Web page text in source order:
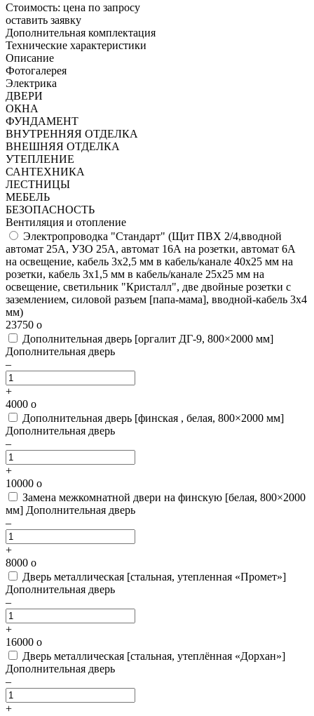
Стоимость: цена по запросу
оставить заявку
Дополнительная комплектация
Технические характеристики
Описание
Фотогалерея
Электрика
ДВЕРИ
ОКНА
ФУНДАМЕНТ
ВНУТРЕННЯЯ ОТДЕЛКА
ВНЕШНЯЯ ОТДЕЛКА
УТЕПЛЕНИЕ
САНТЕХНИКА
ЛЕСТНИЦЫ
МЕБЕЛЬ
БЕЗОПАСНОСТЬ
Вентиляция и отопление
Электропроводка "Стандарт" (Щит ПВХ 2/4,вводной
автомат 25А, УЗО 25А, автомат 16А на розетки, автомат 6А
на освещение, кабель 3х2,5 мм в кабель/канале 40х25 мм на
розетки, кабель 3х1,5 мм в кабель/канале 25х25 мм на
освещение, светильник "Кристалл", две двойные розетки с
заземлением, силовой разъем [папа-мама], вводной-кабель 3х4
мм)
23750 o
Дополнительная дверь [оргалит ДГ-9, 800×2000 мм]
Дополнительная дверь
–
+
4000 o
Дополнительная дверь [финская , белая, 800×2000 мм]
Дополнительная дверь
–
+
10000 o
Замена межкомнатной двери на финскую [белая, 800×2000
мм] Дополнительная дверь
–
+
8000 o
Дверь металлическая [стальная, утепленная «Промет»]
Дополнительная дверь
–
+
16000 o
Дверь металлическая [стальная, утеплённая «Дорхан»]
Дополнительная дверь
–
+